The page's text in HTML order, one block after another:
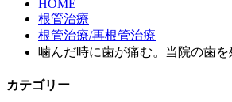
HOME
根管治療
根管治療/再根管治療
噛んだ時に歯が痛む。当院の歯
カテゴリー